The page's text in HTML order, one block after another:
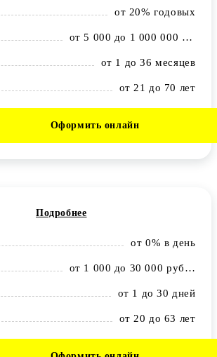
от 20% годовых
от 5 000 до 1 000 000 рублей
от 1 до 36 месяцев
от 21 до 70 лет
Оформить онлайн
Подробнее
от 0% в день
от 1 000 до 30 000 рублей
от 1 до 30 дней
от 20 до 63 лет